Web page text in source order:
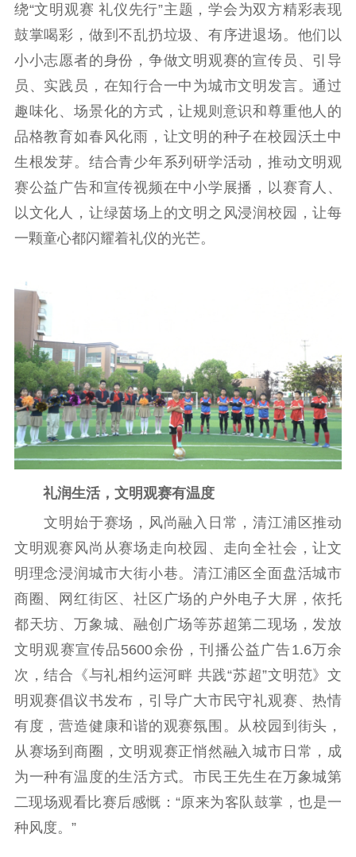
数据资源
公共服务
新时代公民素养
提升资源库
新闻出版
政务服务
作品著作权
登记服务
科研创新
服务管理平台
智库服务
管理平台
文艺创作
服务管理
文化产业
统计分析
数字出版
审读服务
新闻发布工作备
案管理系统
电影
服务
理论宣讲
共建共享平台
政工继续教育学
绕“文明观赛 礼仪先行”主题，学会为双方精彩表现
鼓掌喝彩，做到不乱扔垃圾、有序进退场。他们以
小小志愿者的身份，争做文明观赛的宣传员、引导
员、实践员，在知行合一中为城市文明发言。通过
趣味化、场景化的方式，让规则意识和尊重他人的
品格教育如春风化雨，让文明的种子在校园沃土中
生根发芽。结合青少年系列研学活动，推动文明观
赛公益广告和宣传视频在中小学展播，以赛育人、
以文化人，让绿茵场上的文明之风浸润校园，让每
一颗童心都闪耀着礼仪的光芒。
礼润生活，文明观赛有温度
文明始于赛场，风尚融入日常，清江浦区推动
文明观赛风尚从赛场走向校园、走向全社会，让文
明理念浸润城市大街小巷。清江浦区全面盘活城市
商圈、网红街区、社区广场的户外电子大屏，依托
都天坊、万象城、融创广场等苏超第二现场，发放
文明观赛宣传品5600余份，刊播公益广告1.6万余
次，结合《与礼相约运河畔 共践“苏超”文明范》文
明观赛倡议书发布，引导广大市民守礼观赛、热情
有度，营造健康和谐的观赛氛围。从校园到街头，
从赛场到商圈，文明观赛正悄然融入城市日常，成
为一种有温度的生活方式。市民王先生在万象城第
二现场观看比赛后感慨：“原来为客队鼓掌，也是一
种风度。”